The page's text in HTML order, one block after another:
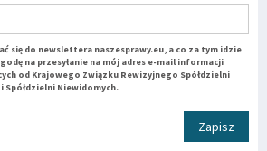
się do newslettera naszesprawy.eu, a co za tym idzie
na przesyłanie na mój adres e-mail informacji
od Krajowego Związku Rewizyjnego Spółdzielni
Spółdzielni Niewidomych.
Zapisz